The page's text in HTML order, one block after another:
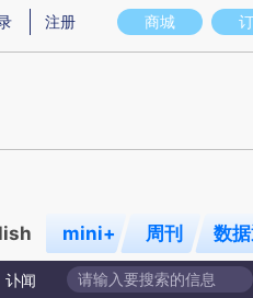
图存在偏差。不代表财新观点和立场。
商城
注册
mini+ 周刊 数
讣闻